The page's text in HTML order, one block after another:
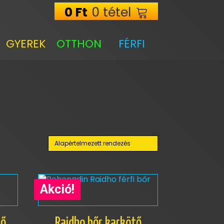
0Ft 0 tétel
GYEREK OTTHON FÉRFI
Akció!
Ennek
a
terméknek
több
variációja